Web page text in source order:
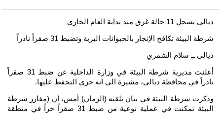
ديالى تسجل 11 حالة غرق منذ بداية العام الجاري
شرطة البيئة تكافح الإتجار بالحيوانات البرية وتضبط 31 صقراً نادراً
ديالى ــ سلام الشمري
أعلنت مديرية شرطة البيئة في وزارة الداخلية عن ضبط 31 صقراً
نادراً في محافظة ديالى، مشيرة الى انه جرى التحفظ عليها.
وذكرت شرطة البيئة في بيان تلقته (الزمان) أمس، أن (مفارز شرطة
البيئة تمكنت في عملية نوعية من ضبط 31 صقراً حراً في منطقة